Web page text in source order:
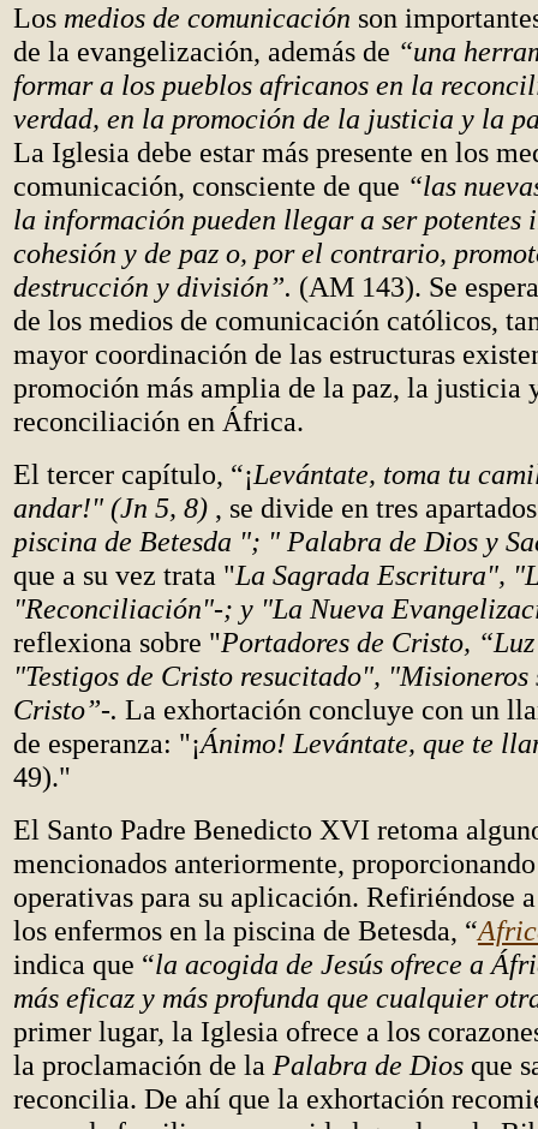
Los medios de comunicación son
de la evangelización, además de “una
formar a los pueblos africanos en la
verdad, en la promoción de la justicia y la
La Iglesia debe estar más presente en los
comunicación, consciente de que “las
la información pueden llegar a ser potentes
cohesión y de paz o, por el contrario,
destrucción y división”. (AM 143). Se
de los medios de comunicación católicos,
mayor coordinación de las estructuras
promoción más amplia de la paz, la justicia
reconciliación en África.
El tercer capítulo, “¡Levántate, toma tu
andar!" (Jn 5, 8) , se divide en tres
piscina de Betesda "; " Palabra de Dios y
que a su vez trata "La Sagrada Escritura",
"Reconciliación"-; y "La Nueva
reflexiona sobre "Portadores de Cristo,
"Testigos de Cristo resucitado", "Misioneros
Cristo”-. La exhortación concluye con un
de esperanza: "¡Ánimo! Levántate, que te
49)."
El Santo Padre Benedicto XVI retoma
mencionados anteriormente,
operativas para su aplicación. Refiriéndose
los enfermos en la piscina de Betesda, “
indica que “la acogida de Jesús ofrece a
más eficaz y más profunda que cualquier
primer lugar, la Iglesia ofrece a los
la proclamación de la Palabra de Dios que
reconcilia. De ahí que la exhortación